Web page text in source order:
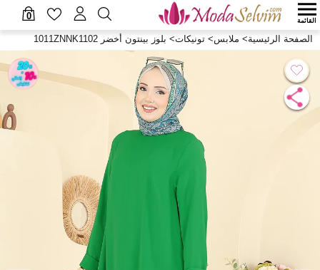
0 القائمة
الصفحة الرئيسية> ملابس> تونيكات> بلوز بينتون أخضر 1011ZNNK1102